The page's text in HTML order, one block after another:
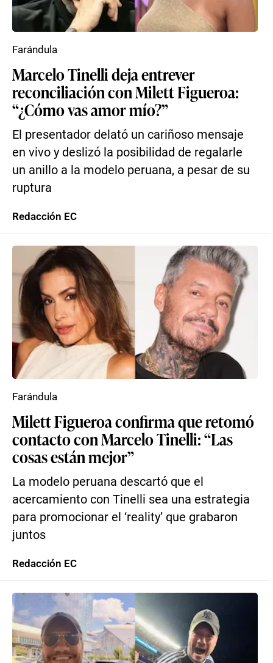
Marcelo Tinelli deja entrever
reconciliación con Milett Figueroa:
“¿Cómo vas amor mío?”
El presentador delató un cariñoso mensaje
en vivo y deslizó la posibilidad de regalarle
un anillo a la modelo peruana, a pesar de su
ruptura
Farándula
Redacción EC
Milett Figueroa confirma que retomó
contacto con Marcelo Tinelli: “Las
cosas están mejor”
La modelo peruana descartó que el
acercamiento con Tinelli sea una estrategia
para promocionar el ‘reality’ que grabaron
juntos
Farándula
Redacción EC